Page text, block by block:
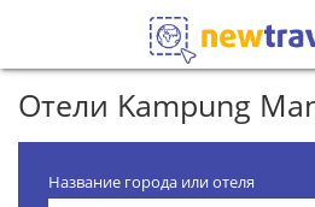
Отели Kampung
Название города или отеля